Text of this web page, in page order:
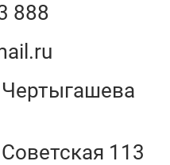
888
Чертыгашева
113